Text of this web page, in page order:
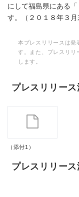
にして福島県にある
す。（２０１８年３月
本プレスリリースは発
す。また、プレスリリ
します。
プレスリリー
（添付1）
プレスリリー